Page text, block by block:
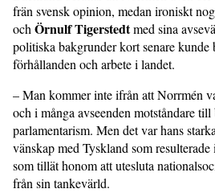
frän svensk opinion, medan ironiskt
ochÖrnulf Tigerstedtmed sina
politiska bakgrunder kort senare kunde
förhållanden och arbete i landet.
– Man kommer inte ifrån att Norrmén
och i många avseenden motståndare
parlamentarism. Men det var hans
vänskap med Tyskland som resulterade
som tillät honom att utesluta
från sin tankevärld.